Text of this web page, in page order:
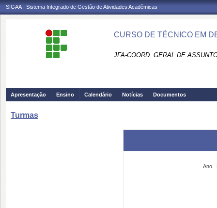
SIGAA - Sistema Integrado de Gestão de Atividades Acadêmicas
CURSO DE TÉCNICO EM
JFA-COORD. GERAL DE
Apresentação Ensino Calendário Notícias Documentos
Turmas
Ano